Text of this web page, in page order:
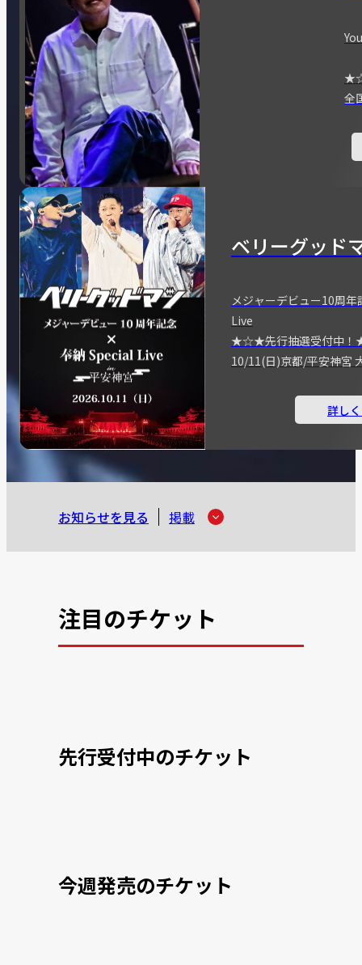
全
ベリーグッド
メジャーデビュー10周
Live
★☆★先行抽選受付中
10/11(日)京都/平安神宮
詳し
お知らせを見る 掲載
注目のチケット
先行受付中のチケット
今週発売のチケット